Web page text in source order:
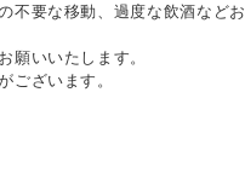
不要な移動、過度な飲酒などお
願いいたします。
ございます。